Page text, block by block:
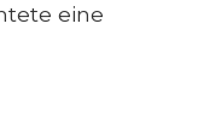
eine